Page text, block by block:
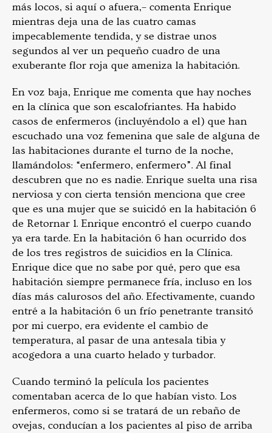
más locos, si aquí o afuera,– comenta Enrique
mientras deja una de las cuatro camas
impecablemente tendida, y se distrae unos
segundos al ver un pequeño cuadro de una
exuberante flor roja que ameniza la habitación.
En voz baja, Enrique me comenta que hay noches
en la clínica que son escalofriantes. Ha habido
casos de enfermeros (incluyéndolo a el) que han
escuchado una voz femenina que sale de alguna de
las habitaciones durante el turno de la noche,
llamándolos: “enfermero, enfermero”. Al final
descubren que no es nadie. Enrique suelta una risa
nerviosa y con cierta tensión menciona que cree
que es una mujer que se suicidó en la habitación 6
de Retornar 1. Enrique encontró el cuerpo cuando
ya era tarde. En la habitación 6 han ocurrido dos
de los tres registros de suicidios en la Clínica.
Enrique dice que no sabe por qué, pero que esa
habitación siempre permanece fría, incluso en los
días más calurosos del año. Efectivamente, cuando
entré a la habitación 6 un frío penetrante transitó
por mi cuerpo, era evidente el cambio de
temperatura, al pasar de una antesala tibia y
acogedora a una cuarto helado y turbador.
Cuando terminó la película los pacientes
comentaban acerca de lo que habían visto. Los
enfermeros, como si se tratará de un rebaño de
ovejas, conducían a los pacientes al piso de arriba